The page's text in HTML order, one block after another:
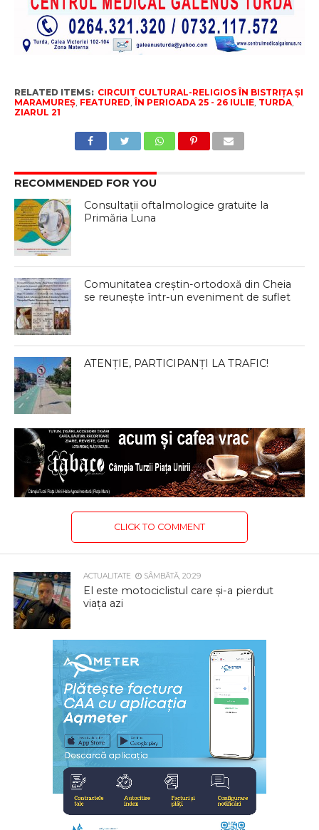
RELATED ITEMS: CIRCUIT CULTURAL-RELIGIOS ÎN BISTRIȚA ȘI
MARAMUREȘ, FEATURED ,ÎN PERIOADA 25 - 26 IULIE, TURDA,
ZIARUL 21
RECOMMENDED FOR YOU
Consultații oftalmologice gratuite la
Primăria Luna
Comunitatea creștin-ortodoxă din Cheia
se reunește într-un eveniment de suflet
ATENȚIE, PARTICIPANȚI LA TRAFIC!
CLICK TO COMMENT
ACTUALITATE SÂMBĂTĂ, 20:29
El este motociclistul care și-a pierdut
viața azi